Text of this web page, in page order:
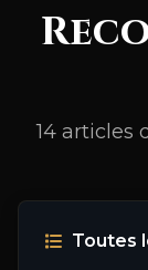
14 articles
Toutes